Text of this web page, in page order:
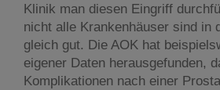
Klinik man diesen Eingriff
nicht alle Krankenhäuser sind in
gleich gut. Die AOK hat
eigener Daten herausgefunden,
Komplikationen nach einer